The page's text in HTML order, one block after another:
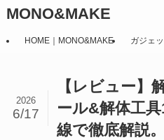
MONO&MAKE
HOME｜MONO&MAKE ガジェ
【レビュー】
ール&解体工
線で徹底解説。
2026
6/17